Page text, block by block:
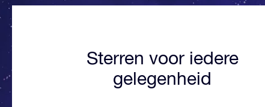
Sterren voor iedere
gelegenheid